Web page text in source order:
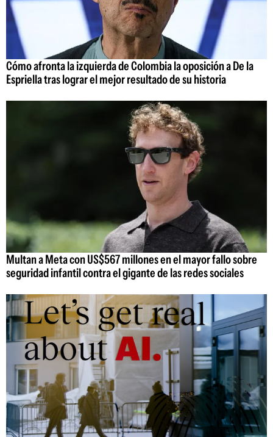
Cómo afronta la izquierda de Colombia la oposición a De la
Espriella tras lograr el mejor resultado de su historia
Multan a Meta con US$567 millones en el mayor fallo sobre
seguridad infantil contra el gigante de las redes sociales